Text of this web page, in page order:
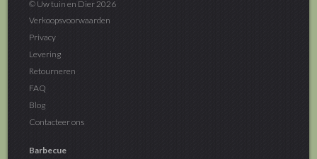
© Uw tuin en Dier 2026
Verkoopsvoorwaarden
Privacy
Levering
Retourneren
FAQ
Blog
Contacteer ons
Barbecue